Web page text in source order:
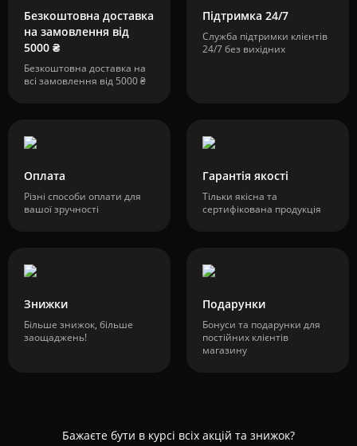
Безкоштовна доставка
на замовлення від
5000 ₴
Безкоштовна доставка на
всі замовлення від 5000 ₴
Підтримка 24/7
Служба підтримки клієнтів
24/7 без вихідних
Оплата
Різні способи оплати для
вашої зручності
Гарантія якості
Тільки якісна та
сертифікована продукція
Знижки
Більше знижок, більше
заощаджень!
Подарунки
Бонуси та подарунки для
постійних клієнтів
магазину
Бажаєте бути в курсі всіх акцій та знижок?